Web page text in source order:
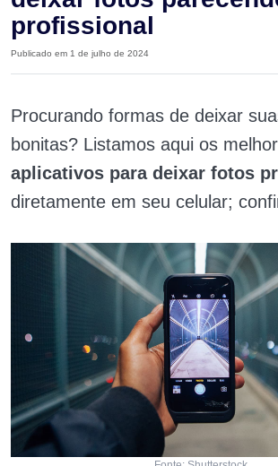
profissional
Publicado em 1 de julho de 2024
Procurando formas de deixar
bonitas? Listamos aqui os
aplicativos para deixar fotos
diretamente em seu celular;